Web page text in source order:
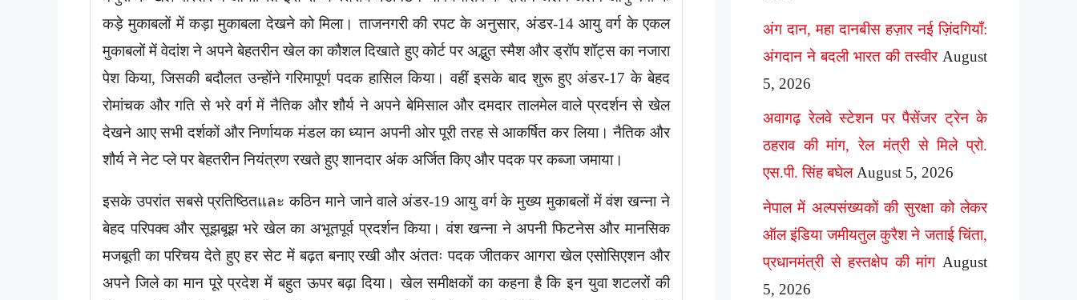
कड़े मुकाबलों में कड़ा मुकाबला देखने को मिला। ताजनगरी की रपट के अनुसार, अंडर-14 आयु वर्ग के एकल
मुकाबलों में वेदांश ने अपने बेहतरीन खेल का कौशल दिखाते हुए कोर्ट पर अद्भुत स्मैश और ड्रॉप शॉट्स का नजारा
पेश किया, जिसकी बदौलत उन्होंने गरिमापूर्ण पदक हासिल किया। वहीं इसके बाद शुरू हुए अंडर-17 के बेहद
रोमांचक और गति से भरे वर्ग में नैतिक और शौर्य ने अपने बेमिसाल और दमदार तालमेल वाले प्रदर्शन से खेल
देखने आए सभी दर्शकों और निर्णायक मंडल का ध्यान अपनी ओर पूरी तरह से आकर्षित कर लिया। नैतिक और
शौर्य ने नेट प्ले पर बेहतरीन नियंत्रण रखते हुए शानदार अंक अर्जित किए और पदक पर कब्जा जमाया।
इसके उपरांत सबसे प्रतिष्ठितและ कठिन माने जाने वाले अंडर-19 आयु वर्ग के मुख्य मुकाबलों में वंश खन्ना ने
बेहद परिपक्व और सूझबूझ भरे खेल का अभूतपूर्व प्रदर्शन किया। वंश खन्ना ने अपनी फिटनेस और मानसिक
मजबूती का परिचय देते हुए हर सेट में बढ़त बनाए रखी और अंततः पदक जीतकर आगरा खेल एसोसिएशन और
अपने जिले का मान पूरे प्रदेश में बहुत ऊपर बढ़ा दिया। खेल समीक्षकों का कहना है कि इन युवा शटलरों की
अंग दान, महा दानबीस हज़ार नई ज़िंदगियाँ:
अंगदान ने बदली भारत की तस्वीर August
5, 2026
अवागढ़ रेलवे स्टेशन पर पैसेंजर ट्रेन के
ठहराव की मांग, रेल मंत्री से मिले प्रो.
एस.पी. सिंह बघेल August 5, 2026
नेपाल में अल्पसंख्यकों की सुरक्षा को लेकर
ऑल इंडिया जमीयतुल कुरैश ने जताई चिंता,
प्रधानमंत्री से हस्तक्षेप की मांग August
5, 2026